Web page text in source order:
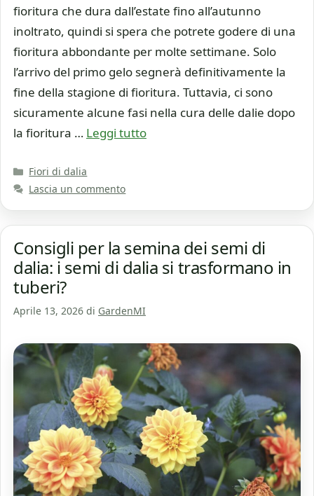
fioritura che dura dall’estate fino all’autunno
inoltrato, quindi si spera che potrete godere di una
fioritura abbondante per molte settimane. Solo
l’arrivo del primo gelo segnerà definitivamente la
fine della stagione di fioritura. Tuttavia, ci sono
sicuramente alcune fasi nella cura delle dalie dopo
la fioritura … Leggi tutto
Categorie
Fiori di dalia
Lascia un commento
Consigli per la semina dei semi di
dalia: i semi di dalia si trasformano in
tuberi?
Aprile 13, 2026 di GardenMI